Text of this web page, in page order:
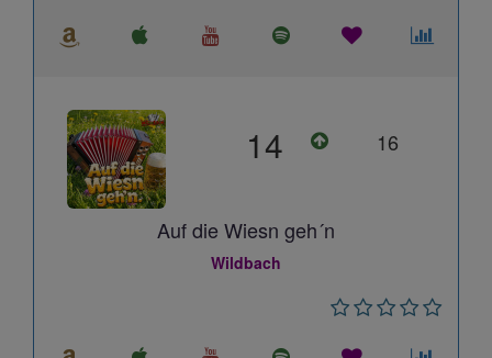
14 16
Auf die Wiesn geh´n
Wildbach